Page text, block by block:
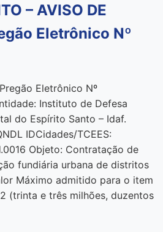
– AVISO DE
Eletrônico Nº
Eletrônico Nº
Instituto de Defesa
do Espírito Santo – Idaf.
IDCidades/TCEES:
Objeto: Contratação de
fundiária urbana de distritos
Máximo admitido para o item
(trinta e três milhões, duzentos